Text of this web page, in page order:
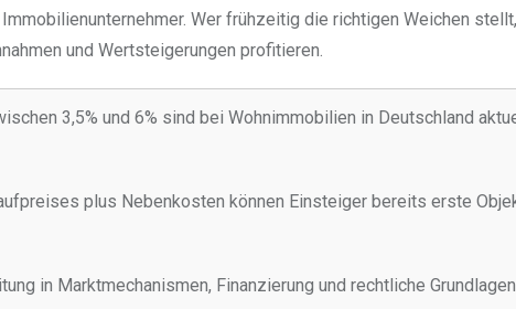
Wer frühzeitig die richtigen Weichen
und Wertsteigerungen profitieren.
3,5% und 6% sind bei Wohnimmobilien in Deutschland
plus Nebenkosten können Einsteiger bereits erste
in Marktmechanismen, Finanzierung und rechtliche